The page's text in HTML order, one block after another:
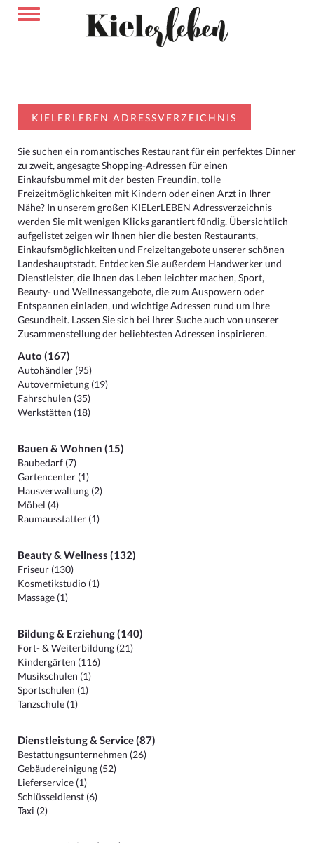
KIELERLEBEN ADRESSVERZEICHNIS
Sie suchen ein romantisches Restaurant für ein perfektes Dinner
zu zweit, angesagte Shopping-Adressen für einen
Einkaufsbummel mit der besten Freundin, tolle
Freizeitmöglichkeiten mit Kindern oder einen Arzt in Ihrer
Nähe? In unserem großen KIELerLEBEN Adressverzeichnis
werden Sie mit wenigen Klicks garantiert fündig. Übersichtlich
aufgelistet zeigen wir Ihnen hier die besten Restaurants,
Einkaufsmöglichkeiten und Freizeitangebote unserer schönen
Landeshauptstadt. Entdecken Sie außerdem Handwerker und
Dienstleister, die Ihnen das Leben leichter machen, Sport,
Beauty- und Wellnessangebote, die zum Auspowern oder
Entspannen einladen, und wichtige Adressen rund um Ihre
Gesundheit. Lassen Sie sich bei Ihrer Suche auch von unserer
Zusammenstellung der beliebtesten Adressen inspirieren.
Auto (167)
Autohändler (95)
Autovermietung (19)
Fahrschulen (35)
Werkstätten (18)
Bauen & Wohnen (15)
Baubedarf (7)
Gartencenter (1)
Hausverwaltung (2)
Möbel (4)
Raumausstatter (1)
Beauty & Wellness (132)
Friseur (130)
Kosmetikstudio (1)
Massage (1)
Bildung & Erziehung (140)
Fort- & Weiterbildung (21)
Kindergärten (116)
Musikschulen (1)
Sportschulen (1)
Tanzschule (1)
Dienstleistung & Service (87)
Bestattungsunternehmen (26)
Gebäudereinigung (52)
Lieferservice (1)
Schlüsseldienst (6)
Taxi (2)